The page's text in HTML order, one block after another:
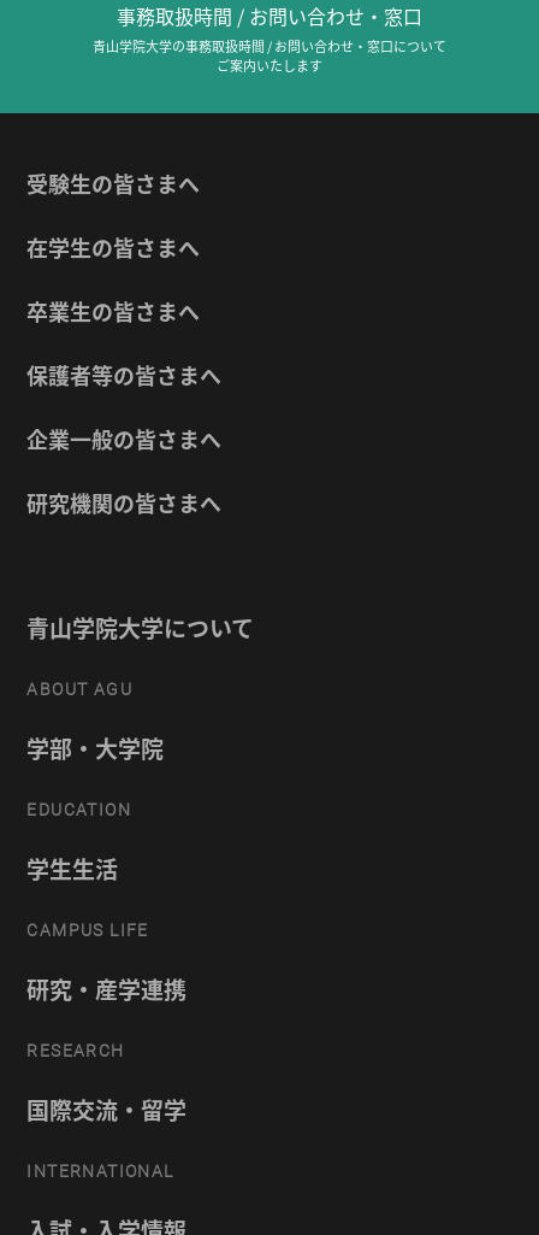
事務取扱時間 / お問い合わせ・窓口
青山学院大学の事務取扱時間 / お問い合わせ・窓口について
ご案内いたします
受験生の皆さまへ
在学生の皆さまへ
卒業生の皆さまへ
保護者等の皆さまへ
企業一般の皆さまへ
研究機関の皆さまへ
青山学院大学について
ABOUT AGU
学部・大学院
EDUCATION
学生生活
CAMPUS LIFE
研究・産学連携
RESEARCH
国際交流・留学
INTERNATIONAL